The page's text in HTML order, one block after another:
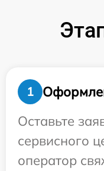
1
Оставьте
сервисного
оператор